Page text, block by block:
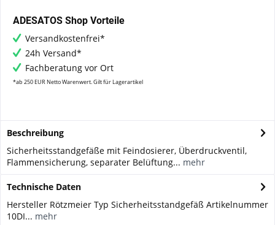
ADESATOS Shop Vorteile
Versandkostenfrei*
24h Versand*
Fachberatung vor Ort
*ab 250 EUR Netto Warenwert. Gilt für Lagerartikel
Beschreibung
Sicherheitsstandgefäße mit Feindosierer, Überdruckventil,
Flammensicherung, separater Belüftung... mehr
Technische Daten
Hersteller Rötzmeier Typ Sicherheitsstandgefäß Artikelnummer
10DI... mehr